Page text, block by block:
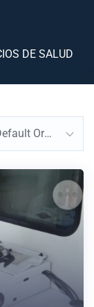
DE SALUD
Default Order